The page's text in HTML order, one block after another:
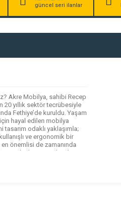
güncel seri ilanlar
Akre Mobilya, sahibi Recep
20 yıllık sektör tecrübesiyle
Fethiye’de kuruldu. Yaşam
için hayal edilen mobilya
tasarım odaklı yaklaşımla;
ve ergonomik bir
önemlisi de zamanında
prensibiyle müşterileriyle